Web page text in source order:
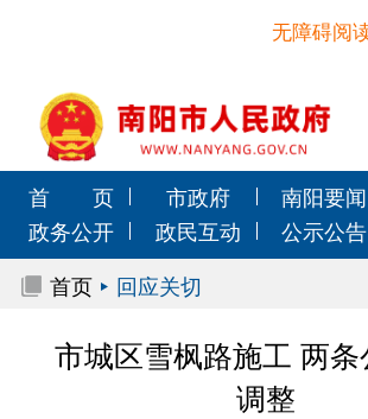
无障碍阅
首 页 市政府 南阳要闻
政务公开
政民互动 公示公告
首页
回应关切
市城区雪枫路施工 两
调整